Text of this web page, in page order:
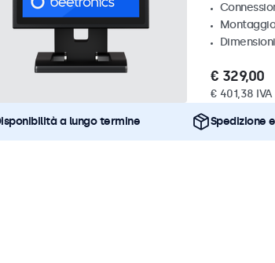
€ 329,00
€ 401,38
a lungo termine Spedizione